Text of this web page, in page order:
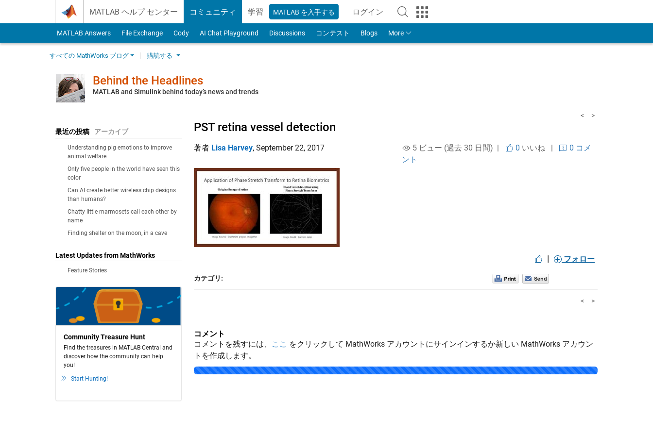
MATLAB ヘルプ センター コミュニティ 学習 MATLAB を入手する ログイン
to Your MathWorks Account
MATLAB Answers File Exchange Cody AI Chat Playground Discussions コンテスト Blogs More
すべての MathWorks ブログ 購読する
Behind the Headlines
MATLAB and Simulink behind today’s news and trends
最近の投稿 アーカイブ
Understanding pig emotions to improve
animal welfare
Only five people in the world have seen this
color
Can AI create better wireless chip designs
than humans?
Chatty little marmosets call each other by
name
Finding shelter on the moon, in a cave
Latest Updates from MathWorks
Feature Stories
Community Treasure Hunt
Find the treasures in MATLAB Central and
discover how the community can help
you!
Start Hunting!
< >
PST retina vessel detection
著者 Lisa Harvey, September 22, 2017 5 ビュー (過去 30 日間) | 0 いいね|
0 コメ
ント
| フォロー
カテゴリ:
< >
コメント
コメントを残すには、
ここ をクリックして MathWorks アカウントにサインインするか新しい MathWorks アカウン
トを作成します。
Loading...